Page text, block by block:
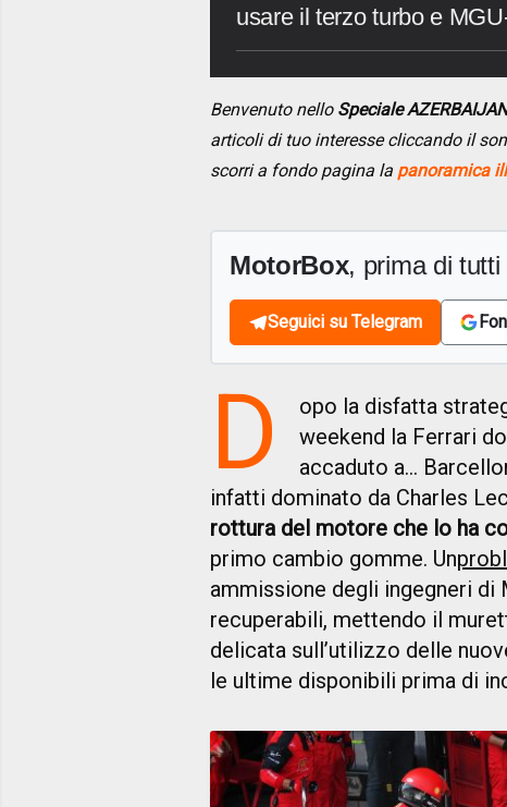
usare il terzo turbo e
Benvenuto nello Speciale
articoli di tuo interesse cliccando il
scorri a fondo pagina la panoramica
MotorBox, prima di tutti
Seguici su Telegram
D
opo la disfatta
weekend la Ferrari
accaduto a…
infatti dominato da Charles
rottura del motore che lo ha
primo cambio gomme. Un
ammissione degli ingegneri di
recuperabili, mettendo il
delicata sull’utilizzo delle
le ultime disponibili prima di